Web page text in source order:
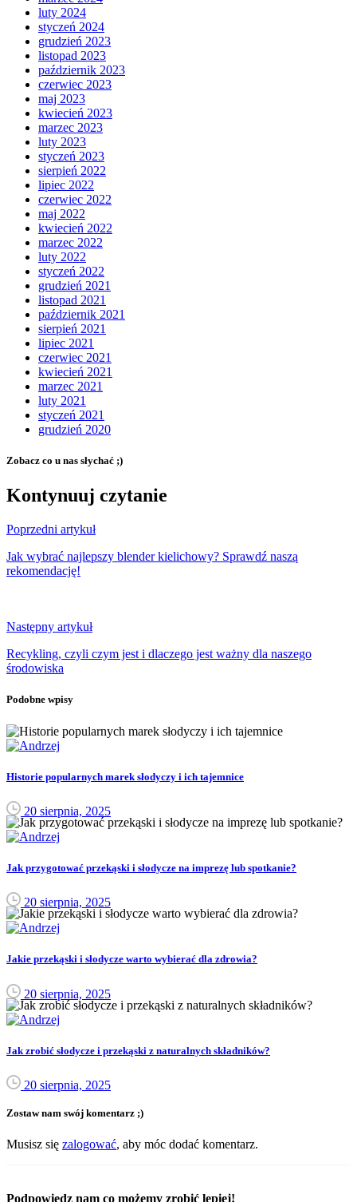
luty 2024
styczeń 2024
grudzień 2023
listopad 2023
październik 2023
czerwiec 2023
maj 2023
kwiecień 2023
marzec 2023
luty 2023
styczeń 2023
sierpień 2022
lipiec 2022
czerwiec 2022
maj 2022
kwiecień 2022
marzec 2022
luty 2022
styczeń 2022
grudzień 2021
listopad 2021
październik 2021
sierpień 2021
lipiec 2021
czerwiec 2021
kwiecień 2021
marzec 2021
luty 2021
styczeń 2021
grudzień 2020
Zobacz co u nas słychać ;)
Kontynuuj czytanie
Poprzedni artykuł
Jak wybrać najlepszy blender kielichowy? Sprawdź naszą
rekomendację!
Następny artykuł
Recykling, czyli czym jest i dlaczego jest ważny dla naszego
środowiska
Podobne wpisy
Historie popularnych marek słodyczy i ich tajemnice
20 sierpnia, 2025
Jak przygotować przekąski i słodycze na imprezę lub spotkanie?
20 sierpnia, 2025
Jakie przekąski i słodycze warto wybierać dla zdrowia?
20 sierpnia, 2025
Jak zrobić słodycze i przekąski z naturalnych składników?
20 sierpnia, 2025
Zostaw nam swój komentarz ;)
Musisz się zalogować, aby móc dodać komentarz.
Podpowiedz nam co możemy zrobić lepiej!